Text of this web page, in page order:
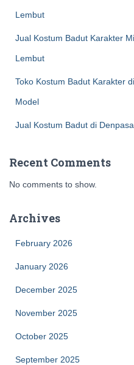
Lembut
Jual Kostum Badut Karakter
Lembut
Toko Kostum Badut Karakter
Model
Jual Kostum Badut di
Recent Comments
No comments to show.
Archives
February 2026
January 2026
December 2025
November 2025
October 2025
September 2025